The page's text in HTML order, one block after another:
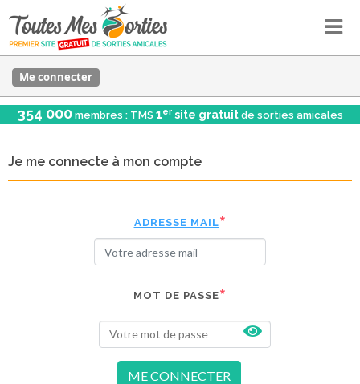
Me connecter
354 000 membres : TMS 1er site gratuit de sorties amicales
Je me connecte à mon compte
ADRESSE MAIL
MOT DE PASSE
ME CONNECTER